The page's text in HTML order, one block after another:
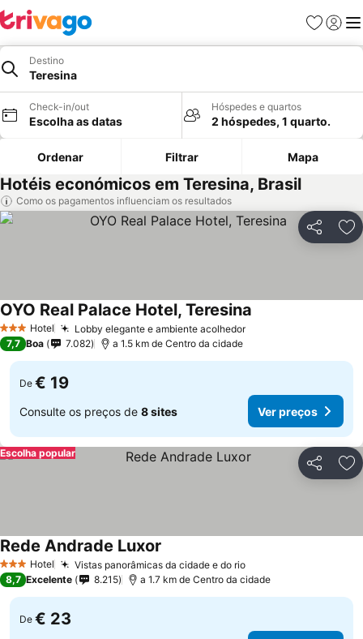
Favoritos
Iniciar
Destino
Teresina
Check-in/out
Escolha as datas
Hóspedes e quartos
2 hóspedes, 1 quarto.
Ordenar Filtrar Mapa
Hotéis económicos em Teresina, Brasil
Como os pagamentos influenciam os resultados
Partilhar
3 EstrelasHotel Lobby elegante e ambiente acolhedorVer preços
OYO Real Palace Hotel, Teresina
7,7 Boa 7.082 a 1.5 km de Centro da cidade
De € 19
Consulte os preços de 8 sites Ver preços
Partilhar
Escolha popular
3 EstrelasHotel Vistas panorâmicas da cidade e do rioVer preços
Rede Andrade Luxor
8,7 Excelente 8.215 a 1.7 km de Centro da cidade
De € 23